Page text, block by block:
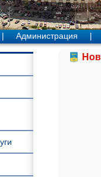
| Администрация |